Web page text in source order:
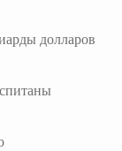
долларов